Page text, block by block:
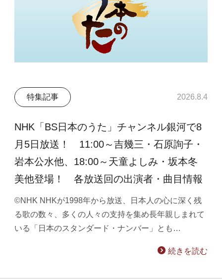
特集記事 2026.8.4
NHK「BS日本のうた」チャンネル銀河で8
月5日放送！ 11:00～吉幾三・石原詢子・
岩本公水他、18:00～天童よしみ・坂本冬
美他登場！ 各放送回の出演者・曲目情報
©NHK NHKが1998年から放送、日本人の心に深く残
る歌の数々、多くの人々の支持を集め長年親しまれて
いる「日本のスタンダード・ナンバー」とも…
続きを読む